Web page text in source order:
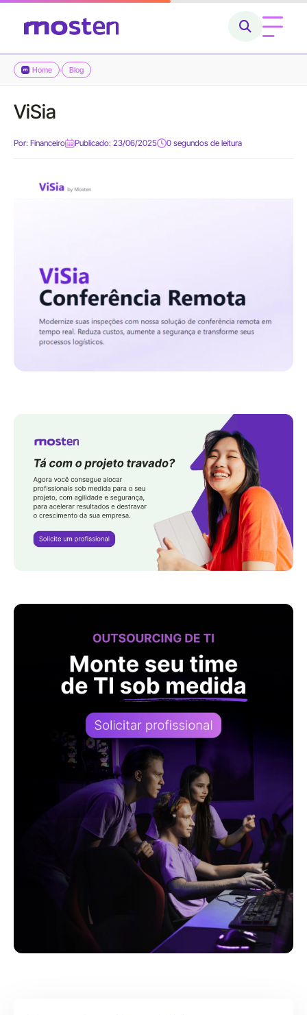
Conheça a Mosten
Cases
Home › Blog
ViSia
Por: Financeiro Publicado: 23/06/2025 0 segundos de leitura